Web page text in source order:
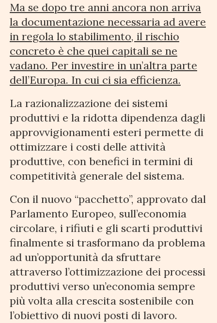
Ma se dopo tre anni ancora non arriva
la documentazione necessaria ad avere
in regola lo stabilimento, il rischio
concreto è che quei capitali se ne
vadano. Per investire in un’altra parte
dell’Europa. In cui ci sia efficienza.
La razionalizzazione dei sistemi
produttivi e la ridotta dipendenza dagli
approvvigionamenti esteri permette di
ottimizzare i costi delle attività
produttive, con benefici in termini di
competitività generale del sistema.
Con il nuovo “pacchetto”, approvato dal
Parlamento Europeo, sull’economia
circolare, i rifiuti e gli scarti produttivi
finalmente si trasformano da problema
ad un’opportunità da sfruttare
attraverso l’ottimizzazione dei processi
produttivi verso un’economia sempre
più volta alla crescita sostenibile con
l’obiettivo di nuovi posti di lavoro.